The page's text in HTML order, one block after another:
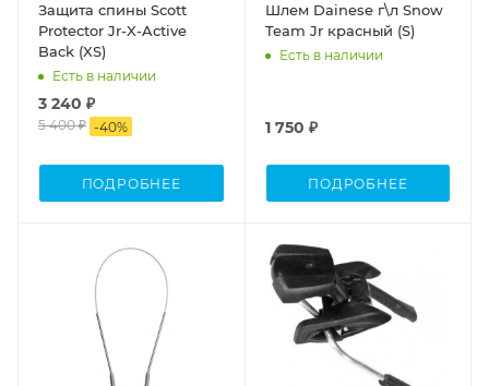
Защита спины Scott
Protector Jr-X-Active
Back (XS)
Есть в наличии
3 240 ₽
5 400 ₽ -40%
ПОДРОБНЕЕ
Шлем Dainese г\л Snow
Team Jr красный (S)
Есть в наличии
1 750 ₽
ПОДРОБНЕЕ